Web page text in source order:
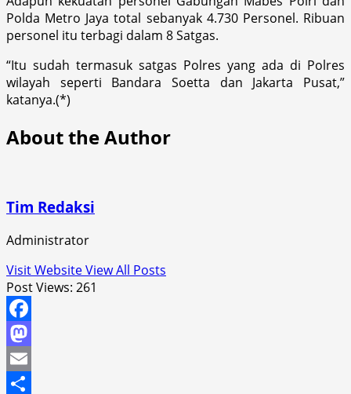
Polda Metro Jaya total sebanyak 4.730 Personel. Ribuan
personel itu terbagi dalam 8 Satgas.
“Itu sudah termasuk satgas Polres yang ada di Polres
wilayah seperti Bandara Soetta dan Jakarta Pusat,”
katanya.(*)
About the Author
Tim Redaksi
Administrator
Visit WebsiteView All Posts
Post Views: 261
Facebook
Mastodon
Email